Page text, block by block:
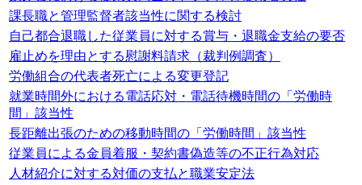
課長職と管理監督者該当性に関する検討
自己都合退職した従業員に対する賞与・退職金支給の要否
雇止めを理由とする慰謝料請求（裁判例調査）
労働組合の代表者死亡による変更登記
就業時間外における電話応対・電話待機時間の「労働時
間」該当性
長距離出張のための移動時間の「労働時間」該当性
従業員による金員着服・契約書偽造等の不正行為対応
人材紹介に対する対価の支払と職業安定法